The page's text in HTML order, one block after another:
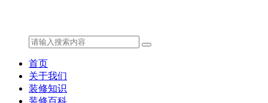
首页
关于我们
装修知识
装修百科